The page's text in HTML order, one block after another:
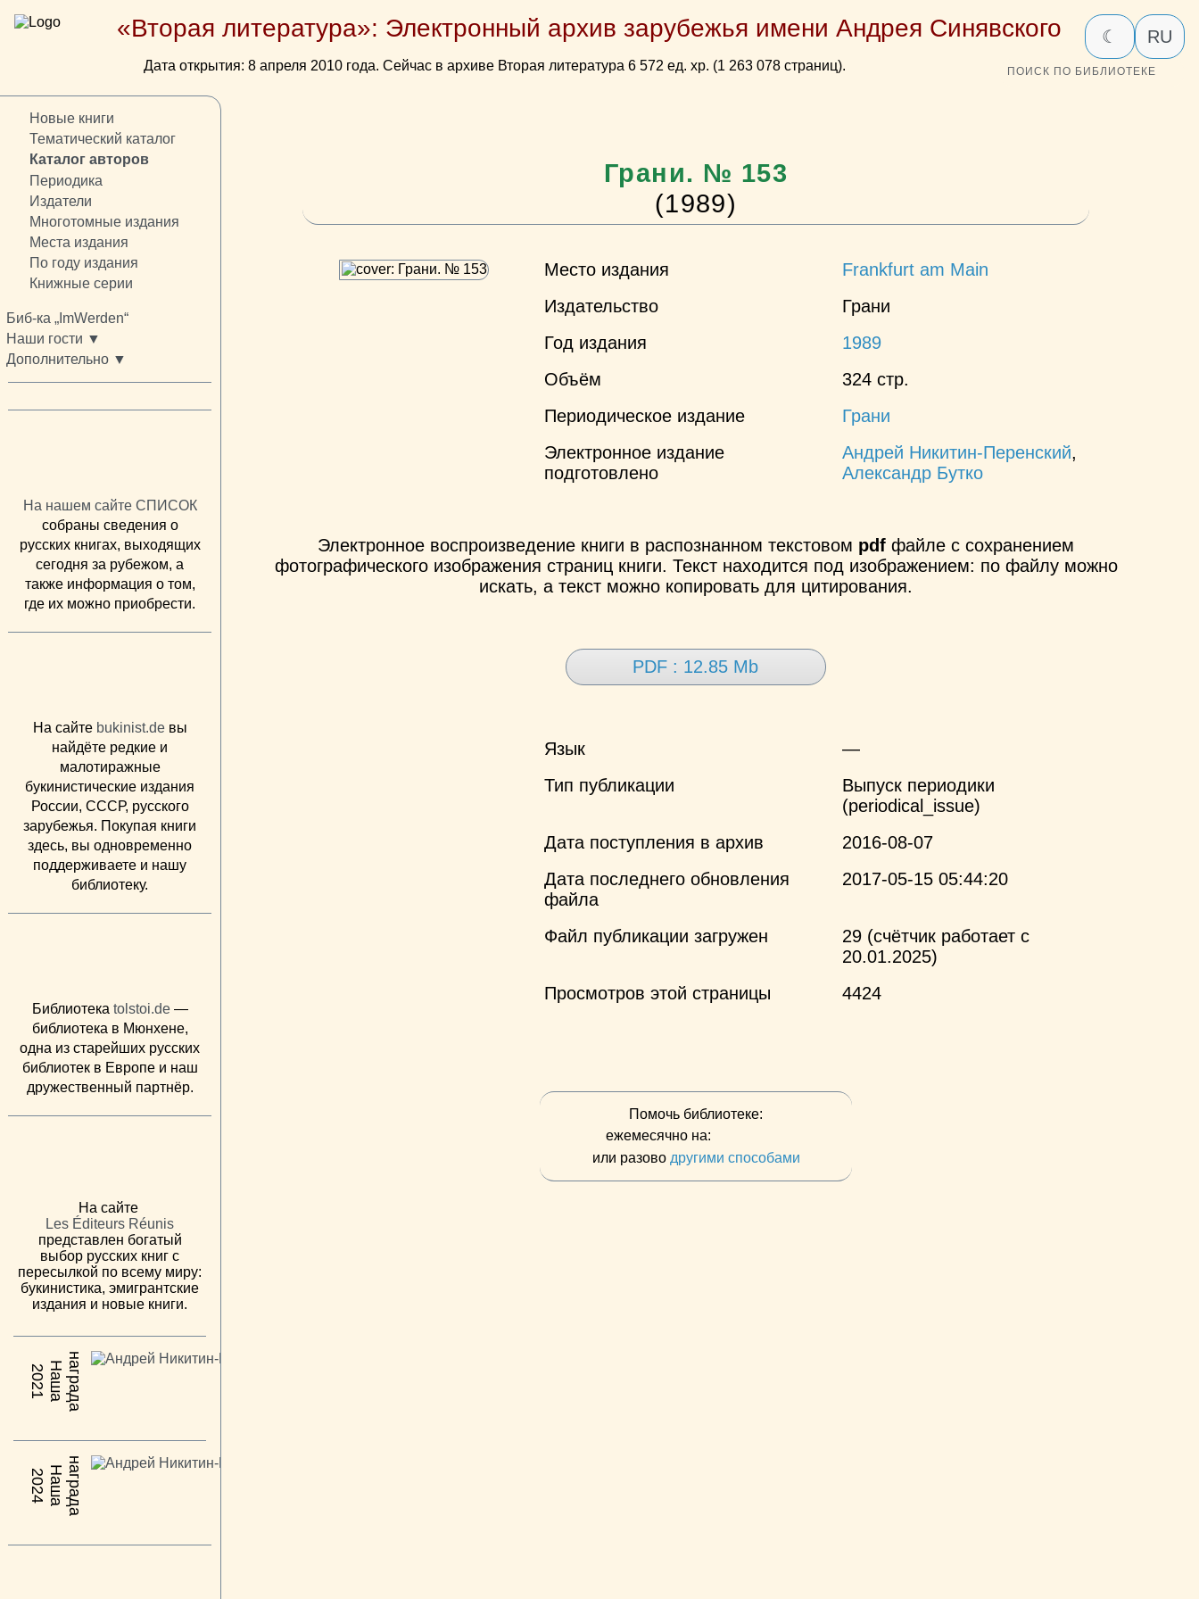
«Вторая литература»: Электронный архив зарубежья имени Андрея Синявского
Дата открытия: 8 апреля 2010 года. Сейчас в архиве Вторая литература 6 572 ед. хр. (1 263 078 страниц).
☾ RU
ПОИСК ПО БИБЛИОТЕКЕ
Новые книги
Тематический каталог
Каталог авторов
Периодика
Издатели
Многотомные издания
Места издания
По году издания
Книжные серии
Биб-ка „ImWerden“
Наши гости ▼
Дополнительно ▼
На нашем сайте СПИСОК
собраны сведения о
русских книгах, выходящих
сегодня за рубежом, а
также информация о том,
где их можно приобрести.
На сайте bukinist.deвы
найдёте редкие и
малотиражные
букинистические издания
России, СССР, русского
зарубежья. Покупая книги
здесь, вы одновременно
поддерживаете и нашу
библиотеку.
Библиотека tolstoi.de—
библиотека в Мюнхене,
одна из старейших русских
библиотек в Европе и наш
дружественный партнёр.
На сайте
Les Éditeurs Réunis
представлен богатый
выбор русских книг с
пересылкой по всему миру:
букинистика, эмигрантские
издания и новые книги.
2021 Н
а
ш
ан
а
г
р
а
да
2024 Н
а
ш
ан
а
г
р
а
да
Грани. № 153
(1989)
Место издания
Frankfurt am Main
Издательство
Грани
Год издания
1989
Объём
324 стр.
Периодическое издание
Грани
Электронное издание
подготовлено
Андрей Никитин-Перенский,
Александр Бутко
Электронное воспроизведение книги в распознанном текстовом pdf файле с сохранением
фотографического изображения страниц книги. Текст находится под изображением: по файлу можно
искать, а текст можно копировать для цитирования.
PDF : 12.85 Mb
Язык
—
Тип публикации
Выпуск периодики
(periodical_issue)
Дата поступления в архив
2016-08-07
Дата последнего обновления
файла
2017-05-15 05:44:20
Файл публикации загружен
29 (счётчик работает с
20.01.2025)
Просмотров этой страницы
4424
Помочь библиотеке:
ежемесячно на:
или разово другими способами